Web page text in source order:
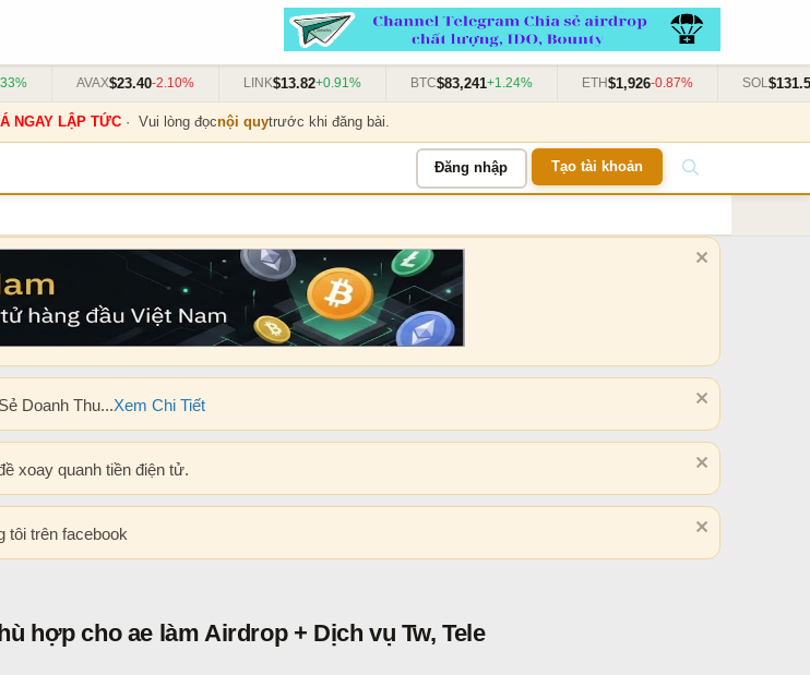
AVAX$23.40-2.10% LINK$13.82+0.91% BTC$83,241+1.24% ETH$1,926-0.87% SOL$131.50
NGAY LẬP TỨC· Vui lòng đọcnội quytrước khi đăng bài.
Đăng nhập Tạo tài khoản
Doanh Thu...Xem Chi Tiết
xoay quanh tiền điện tử.
tôi trên facebook
hợp cho ae làm Airdrop + Dịch vụ Tw, Tele